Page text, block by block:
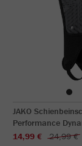
JAKO
Performance
14,99 €
24,99 €